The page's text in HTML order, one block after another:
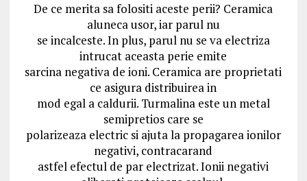
De ce merita sa folositi aceste perii? Ceramica
aluneca usor, iar parul nu
se incalceste. In plus, parul nu se va electriza
intrucat aceasta perie emite
sarcina negativa de ioni. Ceramica are proprietati
ce asigura distribuirea in
mod egal a caldurii. Turmalina este un metal
semipretios care se
polarizeaza electric si ajuta la propagarea ionilor
negativi, contracarand
astfel efectul de par electrizat. Ionii negativi